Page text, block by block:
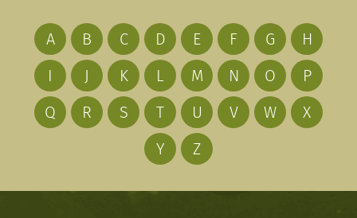
A B C D E F G
H
I
J K L M N O
P
Q
R S T U V W
X
Y
Z